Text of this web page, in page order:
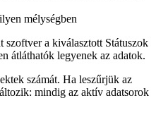
mélységben
szoftver a kiválasztott Státuszok
átláthatók legyenek az adatok.
számát. Ha leszűrjük az
mindig az aktív adatsorok